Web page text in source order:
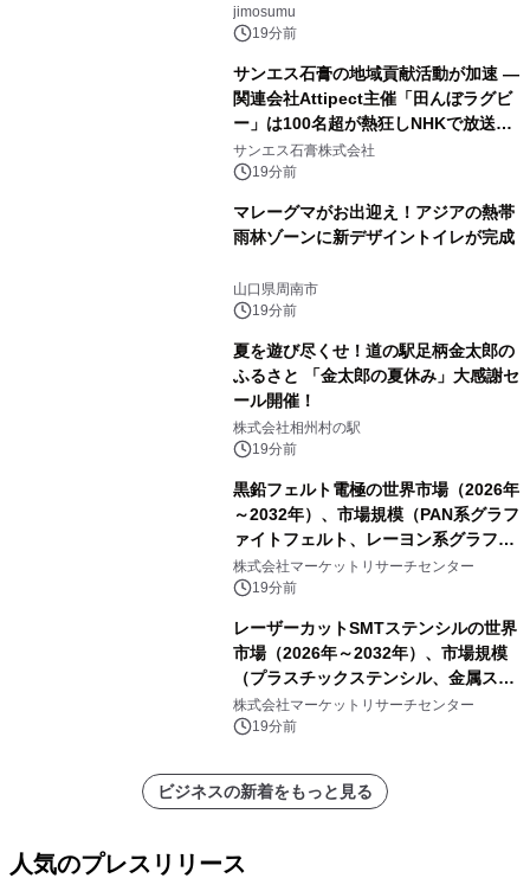
jimosumu
19分前
サンエス石膏の地域貢献活動が加速 ―
関連会社Attipect主催「田んぼラグビ
ー」は100名超が熱狂しNHKで放送さ
れました。
サンエス石膏株式会社
19分前
マレーグマがお出迎え！アジアの熱帯
雨林ゾーンに新デザイントイレが完成
山口県周南市
19分前
夏を遊び尽くせ！道の駅足柄金太郎の
ふるさと 「金太郎の夏休み」大感謝セ
ール開催！
株式会社相州村の駅
19分前
黒鉛フェルト電極の世界市場（2026年
～2032年）、市場規模（PAN系グラフ
ァイトフェルト、レーヨン系グラファ
イトフェルト、ピッチ系グラファイト
フェルト）・分析レポートを発表
株式会社マーケットリサーチセンター
19分前
レーザーカットSMTステンシルの世界
市場（2026年～2032年）、市場規模
（プラスチックステンシル、金属ステ
ンシル）・分析レポートを発表
株式会社マーケットリサーチセンター
19分前
ビジネスの新着をもっと見る
人気のプレスリリース